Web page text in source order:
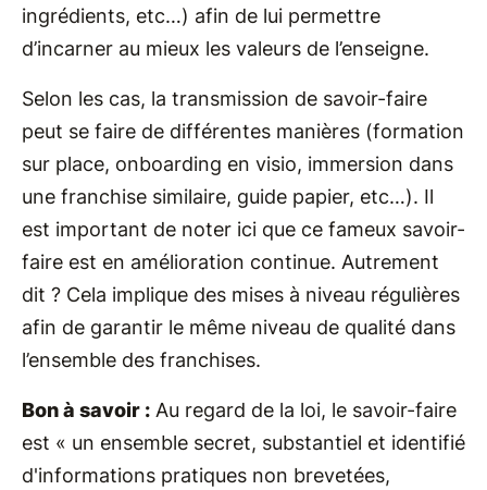
ingrédients, etc…) afin de lui permettre
d’incarner au mieux les valeurs de l’enseigne.
Selon les cas, la transmission de savoir-faire
peut se faire de différentes manières (formation
sur place, onboarding en visio, immersion dans
une franchise similaire, guide papier, etc…). Il
est important de noter ici que ce fameux savoir-
faire est en amélioration continue. Autrement
dit ? Cela implique des mises à niveau régulières
afin de garantir le même niveau de qualité dans
l’ensemble des franchises.
Bon à savoir : Au regard de la loi, le savoir-faire
est « un ensemble secret, substantiel et identifié
d'informations pratiques non brevetées,